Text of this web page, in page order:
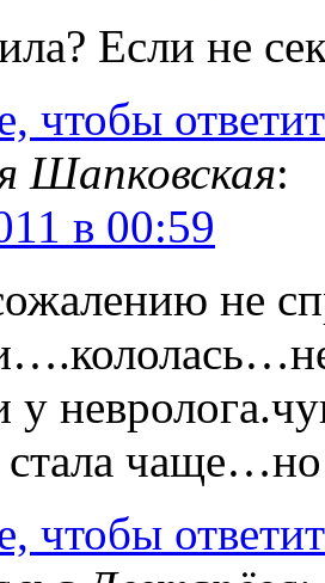
Если не
чтобы
Шапковская:
в 00:59
не
у
стала
чтобы